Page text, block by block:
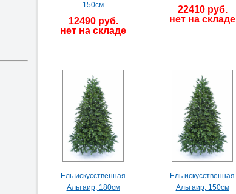
150см
12490 руб.
нет на складе
22410 руб.
нет на складе
Ель искусственная
Альтаир, 180см
Ель искусственная
Альтаир, 150см